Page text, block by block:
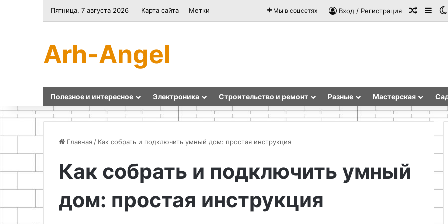
Пятница, 7 августа 2026 Карта сайта Метки Мы в соцсетях Вход / Регистрация
Arh-Angel
Полезное и интересное Электроника Строительство и ремонт Разные Мастерская
Главная / Как собрать и подключить умный дом: простая инструкция
Как собрать и подключить умный
дом: простая инструкция
Как
тормозной
Как
разжечь
при
Как
из